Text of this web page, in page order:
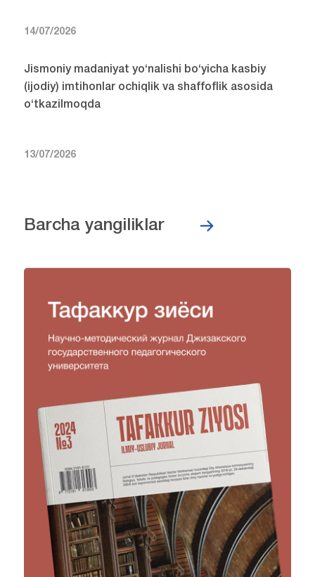
14/07/2026
Jismoniy madaniyat yo‘nalishi bo‘yicha kasbiy
(ijodiy) imtihonlar ochiqlik va shaffoflik asosida
o‘tkazilmoqda
13/07/2026
Barcha yangiliklar